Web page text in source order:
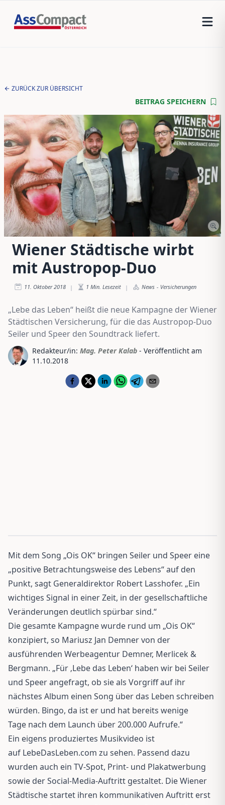
ZURÜCK ZUR ÜBERSICHT
BEITRAG SPEICHERN
Wiener Städtische wirbt
mit Austropop-Duo
11. Oktober 2018 | 1 Min. Lesezeit | News - Versicherungen
„Lebe das Leben“ heißt die neue Kampagne der Wiener
Städtischen Versicherung, für die das Austropop-Duo
Seiler und Speer den Soundtrack liefert.
Redakteur/in: Mag. Peter Kalab - Veröffentlicht am
11.10.2018
Mit dem Song „Ois OK“ bringen Seiler und Speer eine
„positive Betrachtungsweise des Lebens“ auf den
Punkt, sagt Generaldirektor Robert Lasshofer. „Ein
wichtiges Signal in einer Zeit, in der gesellschaftliche
Veränderungen deutlich spürbar sind.“
Die gesamte Kampagne wurde rund um „Ois OK“
konzipiert, so Mariusz Jan Demner von der
ausführenden Werbeagentur Demner, Merlicek &
Bergmann. „Für ‚Lebe das Leben‘ haben wir bei Seiler
und Speer angefragt, ob sie als Vorgriff auf ihr
nächstes Album einen Song über das Leben schreiben
würden. Bingo, da ist er und hat bereits wenige
Tage nach dem Launch über 200.000 Aufrufe.“
Ein eigens produziertes Musikvideo ist
auf LebeDasLeben.com zu sehen. Passend dazu
wurden auch ein TV-Spot, Print- und Plakatwerbung
sowie der Social-Media-Auftritt gestaltet. Die Wiener
Städtische startet ihren kommunikativen Auftritt erst